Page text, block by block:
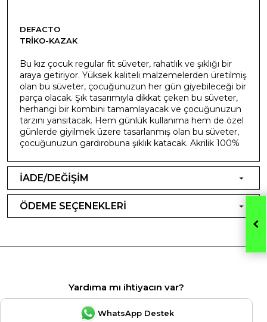
DEFACTO
TRIKO-KAZAK
Bu kız çocuk regular fit süveter, rahatlık ve şıklığı bir
araya getiriyor. Yüksek kaliteli malzemelerden üretilmiş
olan bu süveter, çocuğunuzun her gün giyebileceği bir
parça olacak. Şık tasarımıyla dikkat çeken bu süveter,
herhangi bir kombini tamamlayacak ve çocuğunuzun
tarzını yansıtacak. Hem günlük kullanıma hem de özel
günlerde giyilmek üzere tasarlanmış olan bu süveter,
çocuğunuzun gardırobuna şıklık katacak. Akrilik 100%
İADE/DEĞİŞİM
ÖDEME SEÇENEKLERİ
Yardıma mı ihtiyacın var?
WhatsApp Destek